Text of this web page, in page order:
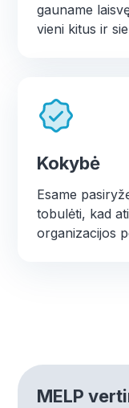
gauname
vieni kitus ir
Kokybė
Esame
tobulėti, kad
organizacijos
MELP